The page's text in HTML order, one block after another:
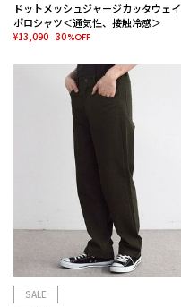
ドットメッシュジャージカッタウェイ
ポロシャツ＜通気性、接触冷感＞
¥13,090 30%OFF
SALE